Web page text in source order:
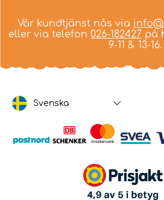
Vår kundtjänst nås via
eller via telefon 026-182427 på
9-11 & 13-16.
Svenska